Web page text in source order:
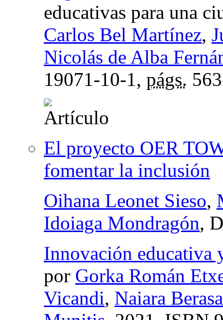
educativas para una
Carlos Bel Martínez,
Nicolás de Alba
19071-10-1, págs.
El proyecto OER
fomentar la inclusión
Oihana Leonet Sieso,
Idoiaga Mondragón,
Innovación educativa
por Gorka Román
Vicandi, Naiara